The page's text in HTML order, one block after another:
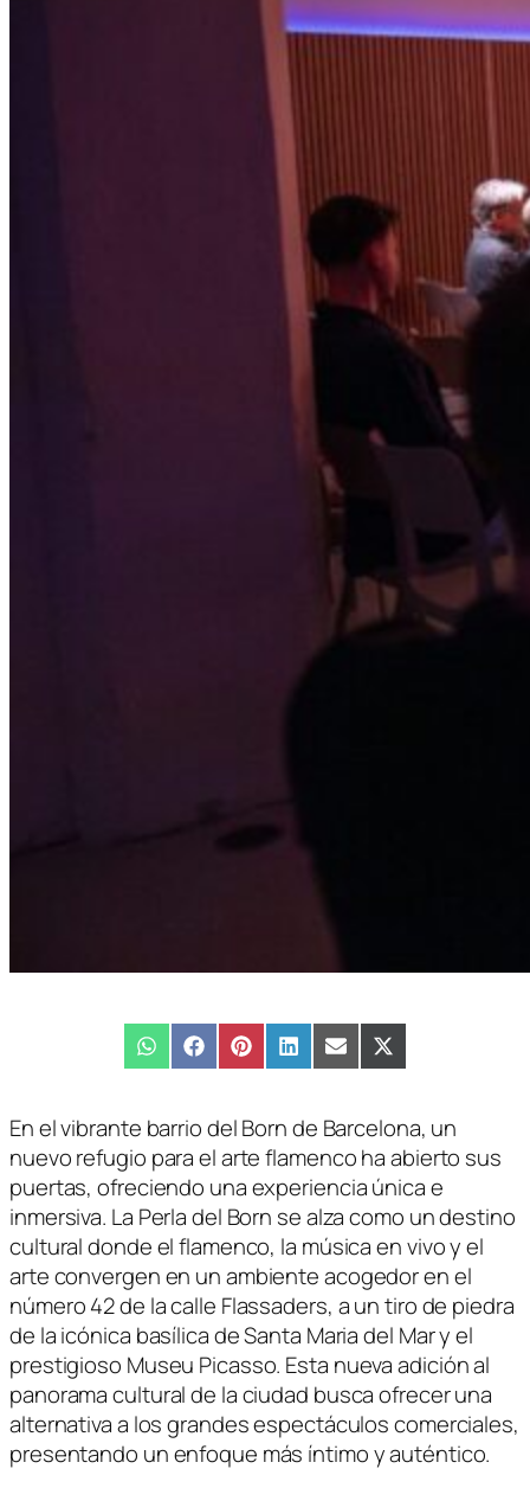
Compartir
en
WhatsAppCompartir
en
FacebookCompartir
en
PinterestCompartir
en
LinkedInCompartir
en
EmailCompartir
en
X
(Twitter)
En el vibrante barrio del Born de Barcelona, un
nuevo refugio para el arte flamenco ha abierto sus
puertas, ofreciendo una experiencia única e
inmersiva. La Perla del Born se alza como un destino
cultural donde el flamenco, la música en vivo y el
arte convergen en un ambiente acogedor en el
número 42 de la calle Flassaders, a un tiro de piedra
de la icónica basílica de Santa Maria del Mar y el
prestigioso Museu Picasso. Esta nueva adición al
panorama cultural de la ciudad busca ofrecer una
alternativa a los grandes espectáculos comerciales,
presentando un enfoque más íntimo y auténtico.